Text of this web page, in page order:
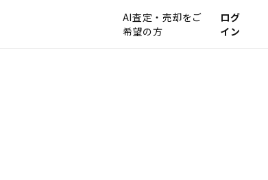
AI査定・売却をご
希望の方
ログ
イン